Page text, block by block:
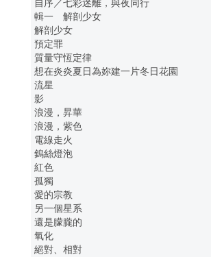
自序／七彩迷離，與夜同行
輯一 解剖少女
解剖少女
預定罪
質量守恆定律
想在炎炎夏日為妳建一片冬日花園
流星
影
浪漫，昇華
浪漫，紫色
電線走火
鎢絲燈泡
紅色
孤獨
愛的宗教
另一個星系
還是朦朧的
氧化
絕對、相對